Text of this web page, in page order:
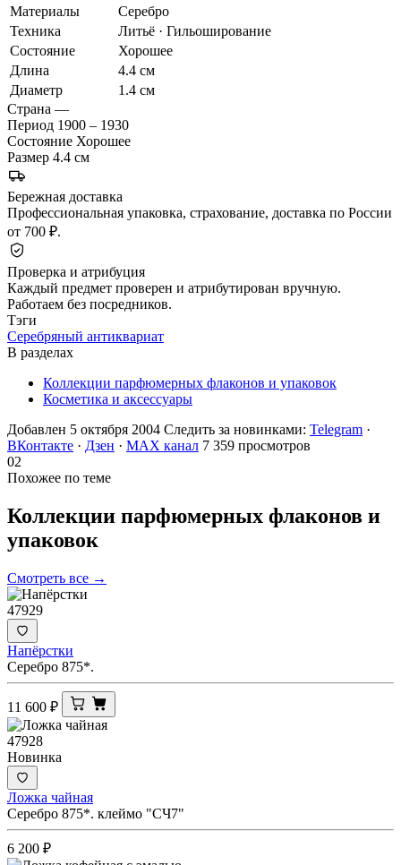
Материалы
Серебро
Техника
Литьё · Гильоширование
Состояние
Хорошее
Длина
4.4 см
Диаметр
1.4 см
Страна —
Период 1900 – 1930
Состояние Хорошее
Размер 4.4 см
Бережная доставка
Профессиональная упаковка, страхование, доставка по России
от 700 ₽.
Проверка и атрибуция
Каждый предмет проверен и атрибутирован вручную.
Работаем без посредников.
Тэги
Серебряный антиквариат
В разделах
Коллекции парфюмерных флаконов и упаковок
Косметика и аксессуары
Добавлен 5 октября 2004 Следить за новинками: Telegram ·
ВКонтакте · Дзен · MAX канал 7 359 просмотров
02
Похожее по теме
Коллекции парфюмерных флаконов и
упаковок
Смотреть все →
47929
Напёрстки
Серебро 875*.
11 600 ₽
47928
Новинка
Ложка чайная
Серебро 875*. клеймо "СЧ7"
6 200 ₽